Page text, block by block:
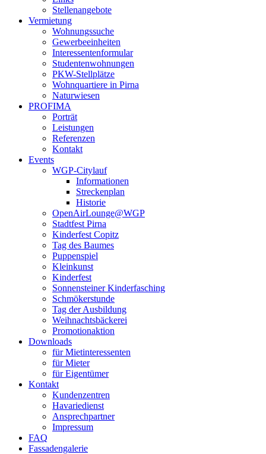
Stellenangebote
Vermietung
Wohnungssuche
Gewerbeeinheiten
Interessentenformular
Studentenwohnungen
PKW-Stellplätze
Wohnquartiere in Pirna
Naturwiesen
PROFIMA
Porträt
Leistungen
Referenzen
Kontakt
Events
WGP-Citylauf
Informationen
Streckenplan
Historie
OpenAirLounge@WGP
Stadtfest Pirna
Kinderfest Copitz
Tag des Baumes
Puppenspiel
Kleinkunst
Kinderfest
Sonnensteiner Kinderfasching
Schmökerstunde
Tag der Ausbildung
Weihnachtsbäckerei
Promotionaktion
Downloads
für Mietinteressenten
für Mieter
für Eigentümer
Kontakt
Kundenzentren
Havariedienst
Ansprechpartner
Impressum
FAQ
Fassadengalerie